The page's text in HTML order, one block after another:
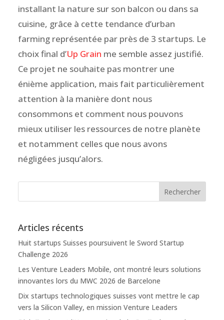
installant la nature sur son balcon ou dans sa
cuisine, grâce à cette tendance d’urban
farming représentée par près de 3 startups. Le
choix final d’Up Grain me semble assez justifié.
Ce projet ne souhaite pas montrer une
énième application, mais fait particulièrement
attention à la manière dont nous
consommons et comment nous pouvons
mieux utiliser les ressources de notre planète
et notamment celles que nous avons
négligées jusqu’alors.
Articles récents
Huit startups Suisses poursuivent le Sword Startup
Challenge 2026
Les Venture Leaders Mobile, ont montré leurs solutions
innovantes lors du MWC 2026 de Barcelone
Dix startups technologiques suisses vont mettre le cap
vers la Silicon Valley, en mission Venture Leaders